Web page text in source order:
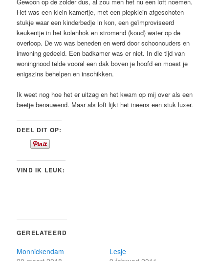
Het was een klein kamertje, met een piepklein afgeschoten
stukje waar een kinderbedje in kon, een geïmproviseerd
keukentje in het kolenhok en stromend (koud) water op de
overloop. De wc was beneden en werd door schoonouders en
inwoning gedeeld. Een badkamer was er niet. In die tijd van
woningnood telde vooral een dak boven je hoofd en moest je
enigszins behelpen en inschikken.
Ik weet nog hoe het er uitzag en het kwam op mij over als een
beetje benauwend. Maar als loft lijkt het ineens een stuk luxer.
DEEL DIT OP:
VIND IK LEUK:
GERELATEERD
Monnickendam
Lesje